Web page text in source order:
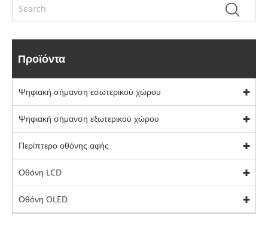
Προϊόντα
Ψηφιακή σήμανση εσωτερικού χώρου
Ψηφιακή σήμανση εξωτερικού χώρου
Περίπτερο οθόνης αφής
Οθόνη LCD
Οθόνη OLED